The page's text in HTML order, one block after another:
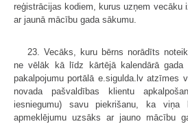
reģistrācijas kodiem, kurus uzņem vecāku
ar jaunā mācību gada sākumu.
23. Vecāks, kuru bērns norādīts
ne vēlāk kā līdz kārtējā kalendārā gada
pakalpojumu portālā e.sigulda.lv atzīmes
novada pašvaldības klientu
iesniegumu) savu piekrišanu, ka viņa
apmeklējumu uzsāks ar jauno mācību